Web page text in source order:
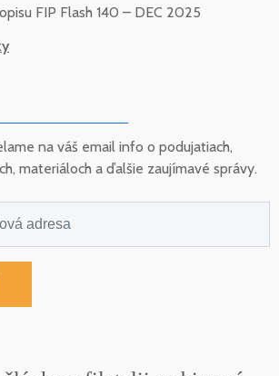
FIP Flash 140 – DEC 2025
na váš email info o podujatiach,
materiáloch a ďalšie zaujímavé správy.